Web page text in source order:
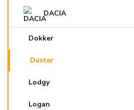
DACIA
Dokker
Duster
Lodgy
Logan